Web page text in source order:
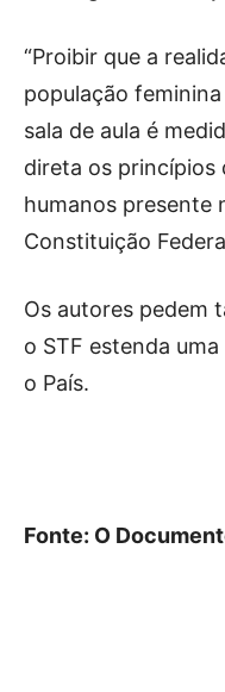
“Proibir que a
população
sala de aula é
direta os princípios
humanos presente
Constituição
Os autores pedem
o STF estenda
o País.
Fonte: O